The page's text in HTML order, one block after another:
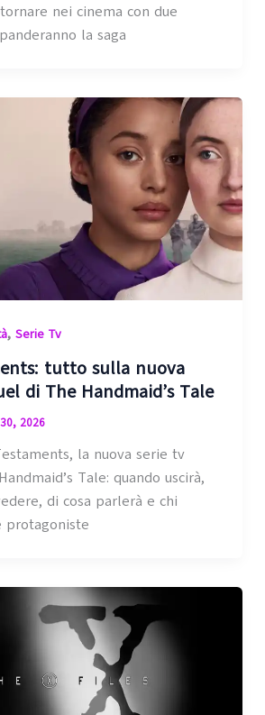
nei cinema con due
la saga
, Serie Tv
tutto sulla nuova
di The Handmaid’s Tale
2026
la nuova serie tv
Tale: quando uscirà,
di cosa parlerà e chi